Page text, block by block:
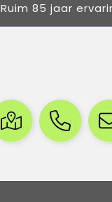
Ruim 85 jaar